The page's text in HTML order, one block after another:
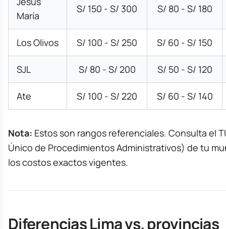
María
S/ 150 - S/ 300 S/ 80 - S/ 180
Los Olivos S/ 100 - S/ 250 S/ 60 - S/ 150
SJL S/ 80 - S/ 200 S/ 50 - S/ 120
Ate S/ 100 - S/ 220 S/ 60 - S/ 140
Nota: Estos son rangos referenciales. Consulta el
Único de Procedimientos Administrativos) de tu
los costos exactos vigentes.
Diferencias Lima vs. provincias